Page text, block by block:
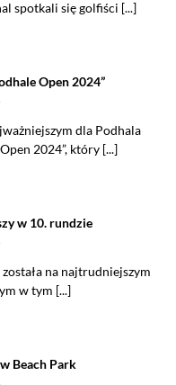
spotkali się golfiści [...]
Open 2024”
dla Podhala
2024”, który [...]
w 10. rundzie
na najtrudniejszym
w tym [...]
Beach Park